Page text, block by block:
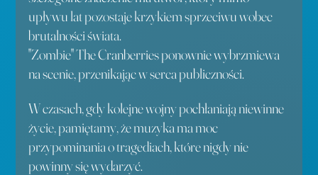
upływu lat pozostaje krzykiem sprzeciwu wobec
brutalności świata.
"Zombie" The Cranberries ponownie wybrzmiewa
na scenie, przenikając w serca publiczności.
W czasach, gdy kolejne wojny pochłaniają niewinne
życie, pamiętamy, że muzyka ma moc
przypominania o tragediach, które nigdy nie
powinny się wydarzyć.